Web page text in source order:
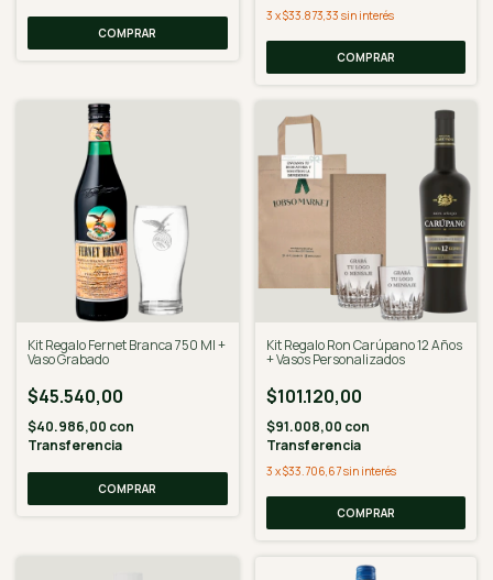
3 x$33.873,33 sin interés
Kit Regalo Fernet Branca 750 Ml +
Vaso Grabado
$45.540,00
$40.986,00 con
Transferencia
Kit Regalo Ron Carúpano 12 Años
+ Vasos Personalizados
$101.120,00
$91.008,00 con
Transferencia
3 x$33.706,67sin interés